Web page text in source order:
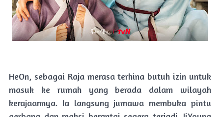
HeOn, sebagai Raja merasa terhina butuh izin untuk
masuk ke rumah yang berada dalam wilayah
kerajaannya. Ia langsung jumawa membuka pintu